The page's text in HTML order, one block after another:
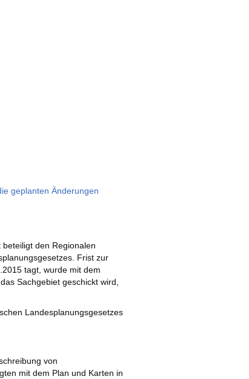
geplanten Änderungen
den Regionalen
Frist zur
tagt, wurde mit dem
Sachgebiet geschickt wird,
Landesplanungsgesetzes
von
mit dem Plan und Karten in